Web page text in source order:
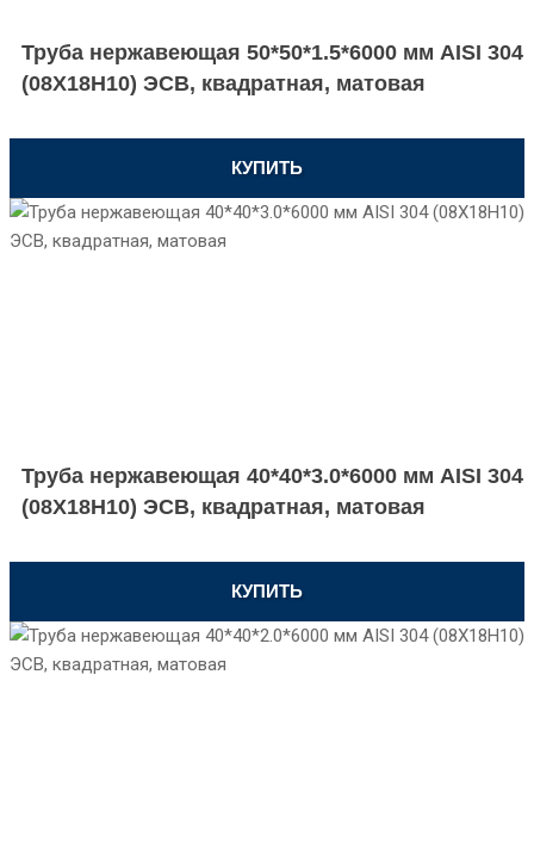
Труба нержавеющая 50*50*1.5*6000 мм AISI 304
(08Х18Н10) ЭСВ, квадратная, матовая
КУПИТЬ
Труба нержавеющая 40*40*3.0*6000 мм AISI 304
(08Х18Н10) ЭСВ, квадратная, матовая
КУПИТЬ